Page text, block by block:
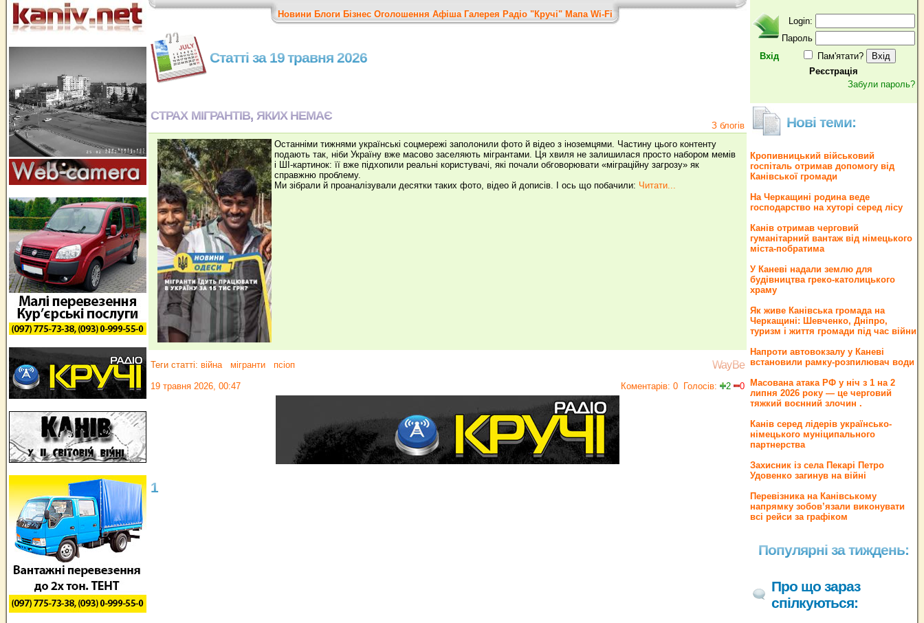
Новини Блоги Бізнес Оголошення Афіша Галерея Радіо "Кручі" Мапа Wi-Fi
Статті за 19 травня 2026
СТРАХ МІГРАНТІВ, ЯКИХ НЕМАЄ
З блогів
Останніми тижнями українські соцмережі заполонили фото й відео з іноземцями. Частину цього контенту
подають так, ніби Україну вже масово заселяють мігрантами. Ця хвиля не залишилася просто набором мемів
і ШІ-картинок: її вже підхопили реальні користувачі, які почали обговорювати «міграційну загрозу» як
справжню проблему.
Ми зібрали й проаналізували десятки таких фото, відео й дописів. І ось що побачили: Читати...
Теги статті: війна мігранти псіоп WayBe
19 травня 2026, 00:47 Коментарів: 0 Голосів: 2 0
1
Вхід
Login:
Пароль
Пам'ятати?
Реєстрація
Забули пароль?
Нові теми:
Кропивницький військовий
госпіталь отримав допомогу від
Канівської громади
На Черкащині родина веде
господарство на хуторі серед лісу
Канів отримав черговий
гуманітарний вантаж від німецького
міста-побратима
У Каневі надали землю для
будівництва греко‐католицького
храму
Як живе Канівська громада на
Черкащині: Шевченко, Дніпро,
туризм і життя громади під час війни
Напроти автовокзалу у Каневі
встановили рамку-розпилювач води
Масована атака РФ у ніч з 1 на 2
липня 2026 року — це черговий
тяжкий воєнний злочин .
Канів серед лідерів українсько-
німецького муніципального
партнерства
Захисник із села Пекарі Петро
Удовенко загинув на війні
Перевізника на Канівському
напрямку зобов’язали виконувати
всі рейси за графіком
Популярні за тиждень:
Про що зараз
спілкуються: